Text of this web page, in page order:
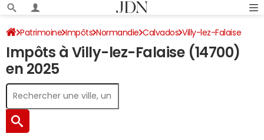
Patrimoine Impôts Normandie Calvados Villy-lez-Falaise
Impôt sur le revenu
Impôts à Villy-lez-Falaise (14700)
en 2025